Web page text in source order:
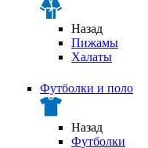
Назад
Пижамы
Халаты
Футболки и поло
Назад
Футболки